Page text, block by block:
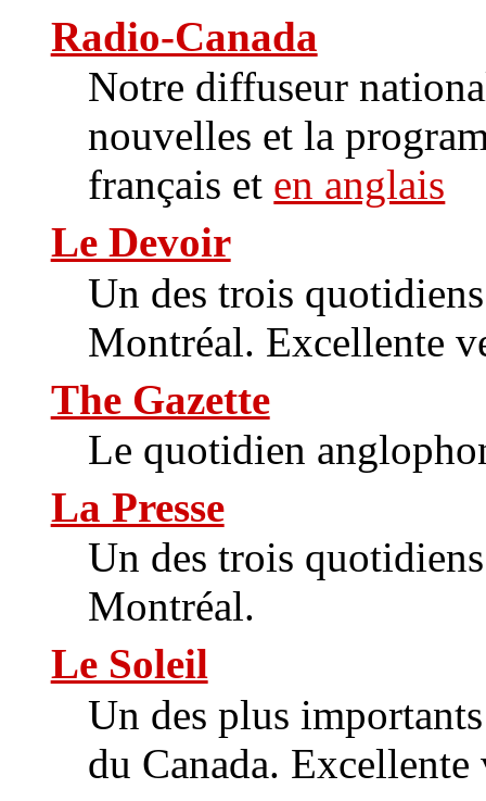
Radio-Canada
Notre diffuseur
nouvelles et la
français et en anglais
Le Devoir
Un des trois
Montréal. Excellente
The Gazette
Le quotidien
La Presse
Un des trois
Montréal.
Le Soleil
Un des plus
du Canada.